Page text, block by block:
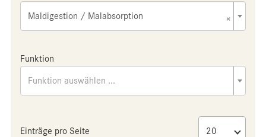
×
Maldigestion / Malabsorption
Funktion
Funktion auswählen ...
Einträge pro Seite